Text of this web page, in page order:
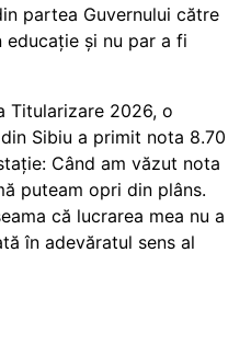
partea Guvernului către
educație și nu par a fi
Titularizare 2026, o
Sibiu a primit nota 8.70
Când am văzut nota
puteam opri din plâns.
că lucrarea mea nu a
în adevăratul sens al